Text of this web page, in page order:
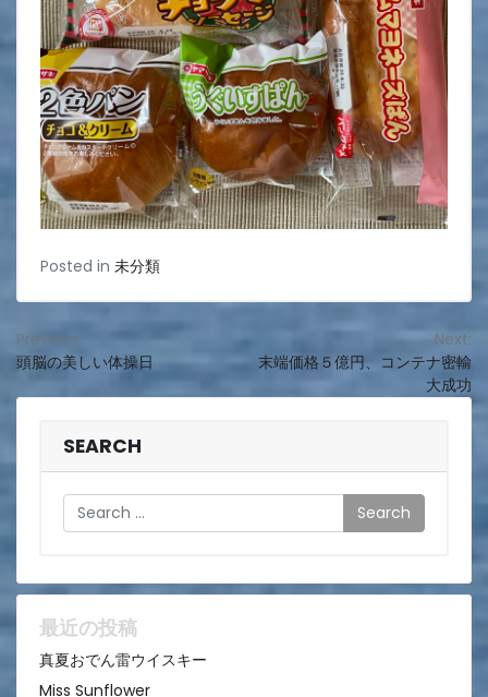
Posted in 未分類
投
稿
シ
ョ
ン
Previous:
頭脳の美しい体操日
Next:
末端価格５億円、コンテナ密輸
大成功
SEARCH
Search
最近の投稿
真夏おでん雷ウイスキー
Miss Sunflower